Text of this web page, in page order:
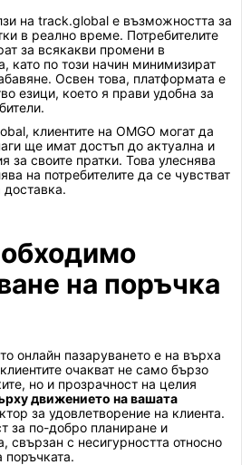
на track.global е възможността за
в реално време. Потребителите
за всякакви промени в
като по този начин минимизират
Освен това, платформата е
езици, което я прави удобна за
клиентите на OMGO могат да
ще имат достъп до актуална и
своите пратки. Това улеснява
на потребителите да се чувстват
на поръчка
онлайн пазаруването е на върха
очакват не само бързо
но и прозрачност на целия
движението на вашата
за удовлетворение на клиента.
за по-добро планиране и
свързан с несигурността относно
поръчката.